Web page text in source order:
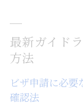
最新ガイド
方法
ビザ申請に必要
確認法